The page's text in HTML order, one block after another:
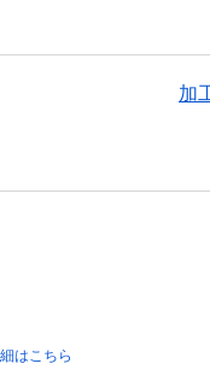
加
はこちら